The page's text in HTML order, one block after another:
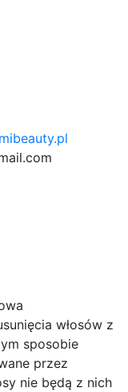
836
ail.f
com
włosów z
sposobie
przez
nie będą z nich